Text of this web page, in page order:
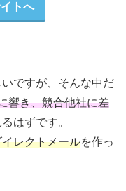
トへ
ですが、そんな中だ
響き、競合他社に差
はずです。
レクトメールを作っ